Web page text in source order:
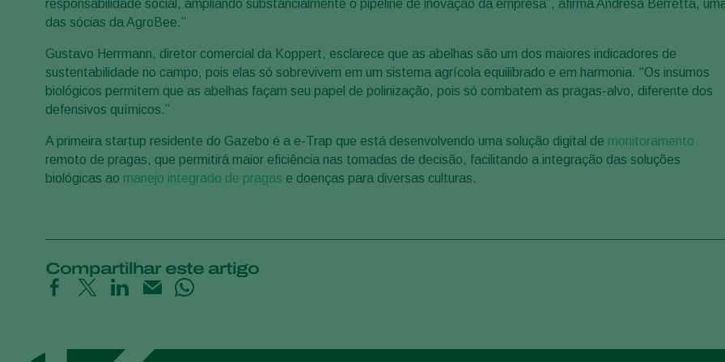
responsabilidade social, ampliando substancialmente o pipeline de inovação da empresa”, afirma Andresa Berretta,
das sócias da AgroBee.”
Gustavo Herrmann, diretor comercial da Koppert, esclarece que as abelhas são um dos maiores indicadores de
sustentabilidade no campo, pois elas só sobrevivem em um sistema agrícola equilibrado e em harmonia. “Os insumos
biológicos permitem que as abelhas façam seu papel de polinização, pois só combatem as pragas-alvo, diferente dos
defensivos químicos.”
A primeira startup residente do Gazebo é a e-Trap que está desenvolvendo uma solução digital de monitoramento
remoto de pragas, que permitirá maior eficiência nas tomadas de decisão, facilitando a integração das soluções
biológicas ao manejo integrado de pragas e doenças para diversas culturas.
Compartilhar este artigo